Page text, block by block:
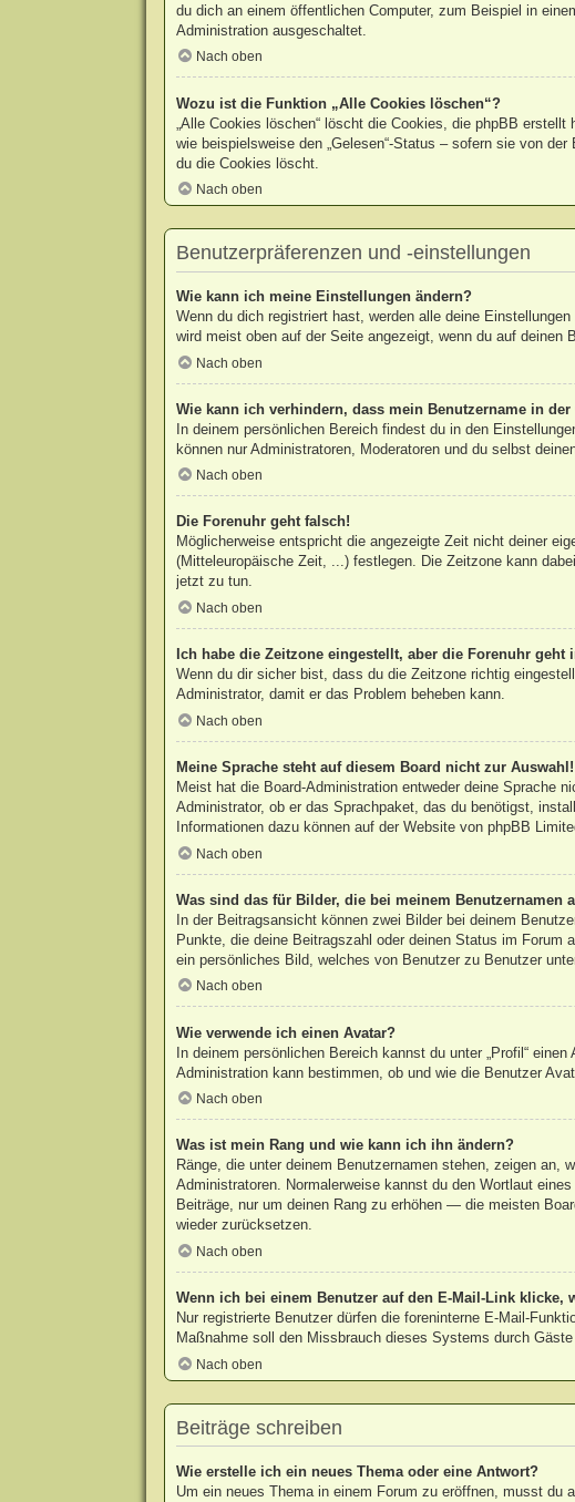
du dich an einem öffentlichen Computer, zum Beispiel in
Administration ausgeschaltet.
Nach oben
Wozu ist die Funktion „Alle Cookies löschen“?
„Alle Cookies löschen“ löscht die Cookies, die phpBB
wie beispielsweise den „Gelesen“-Status – sofern sie von
du die Cookies löscht.
Nach oben
Benutzerpräferenzen und -einstellungen
Wie kann ich meine Einstellungen ändern?
Wenn du dich registriert hast, werden alle deine
wird meist oben auf der Seite angezeigt, wenn du auf deinen
Nach oben
Wie kann ich verhindern, dass mein Benutzername in
In deinem persönlichen Bereich findest du in den
können nur Administratoren, Moderatoren und du selbst
Nach oben
Die Forenuhr geht falsch!
Möglicherweise entspricht die angezeigte Zeit nicht deiner
(Mitteleuropäische Zeit, ...) festlegen. Die Zeitzone kann
jetzt zu tun.
Nach oben
Ich habe die Zeitzone eingestellt, aber die Forenuhr geht
Wenn du dir sicher bist, dass du die Zeitzone richtig
Administrator, damit er das Problem beheben kann.
Nach oben
Meine Sprache steht auf diesem Board nicht zur Auswahl!
Meist hat die Board-Administration entweder deine Sprache
Administrator, ob er das Sprachpaket, das du benötigst,
Informationen dazu können auf der Website von phpBB
Nach oben
Was sind das für Bilder, die bei meinem Benutzernamen
In der Beitragsansicht können zwei Bilder bei deinem
Punkte, die deine Beitragszahl oder deinen Status im Forum
ein persönliches Bild, welches von Benutzer zu Benutzer
Nach oben
Wie verwende ich einen Avatar?
In deinem persönlichen Bereich kannst du unter „Profil“
Administration kann bestimmen, ob und wie die Benutzer
Nach oben
Was ist mein Rang und wie kann ich ihn ändern?
Ränge, die unter deinem Benutzernamen stehen, zeigen an,
Administratoren. Normalerweise kannst du den Wortlaut
Beiträge, nur um deinen Rang zu erhöhen — die meisten
wieder zurücksetzen.
Nach oben
Wenn ich bei einem Benutzer auf den E-Mail-Link klicke,
Nur registrierte Benutzer dürfen die foreninterne E-Mail-
Maßnahme soll den Missbrauch dieses Systems durch Gäste
Nach oben
Beiträge schreiben
Wie erstelle ich ein neues Thema oder eine Antwort?
Um ein neues Thema in einem Forum zu eröffnen, musst du